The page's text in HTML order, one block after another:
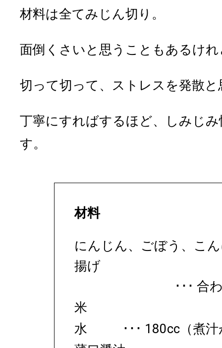
材料は全てみじん切り。
面倒くさいと思うこともあるけれ
切って切って、ストレスを発散
丁寧にすればするほど、しみじ
す。
材料
にんじん、ごぼう、こ
揚げ
合
米
水
180cc（煮